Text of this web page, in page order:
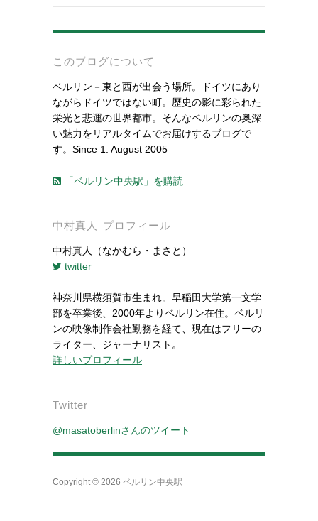
-
このブログについて
ベルリン－東と西が出会う場所。ドイツにあり
ながらドイツではない町。歴史の影に彩られた
栄光と悲運の世界都市。そんなベルリンの奥深
い魅力をリアルタイムでお届けするブログで
す。Since 1. August 2005
「ベルリン中央駅」を購読
中村真人 プロフィール
中村真人（なかむら・まさと）
twitter
神奈川県横須賀市生まれ。早稲田大学第一文学
部を卒業後、2000年よりベルリン在住。ベルリ
ンの映像制作会社勤務を経て、現在はフリーの
ライター、ジャーナリスト。
詳しいプロフィール
Twitter
@masatoberlinさんのツイート
Copyright © 2026 ベルリン中央駅